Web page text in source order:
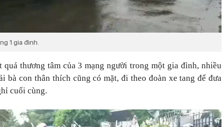
1 gia đình.
quá thương tâm của 3 mạng người trong một gia đình, nhiều
bà con thân thích cũng có mặt, đi theo đoàn xe tang để đưa
cuối cùng.